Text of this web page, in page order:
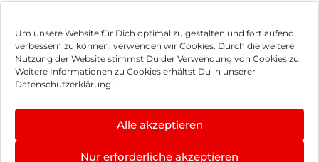
Um unsere Website für Dich optimal zu gestalten und fortlaufend
verbessern zu können, verwenden wir Cookies. Durch die weitere
Nutzung der Website stimmst Du der Verwendung von Cookies zu.
Weitere Informationen zu Cookies erhältst Du in unserer
Datenschutzerklärung.
Alle akzeptieren
Nur erforderliche akzeptieren
Impressum